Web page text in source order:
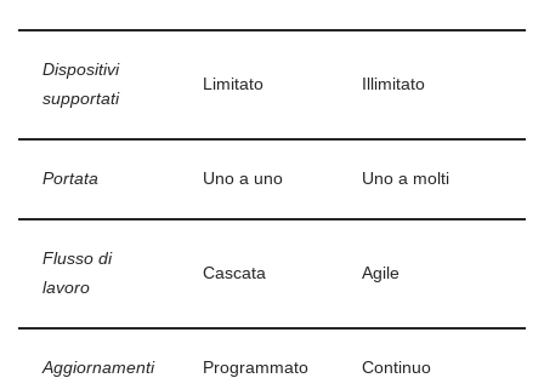
Dispositivi
supportati
Limitato Illimitato
Portata Uno a uno Uno a molti
Flusso di
lavoro
Cascata Agile
Aggiornamenti Programmato Continuo